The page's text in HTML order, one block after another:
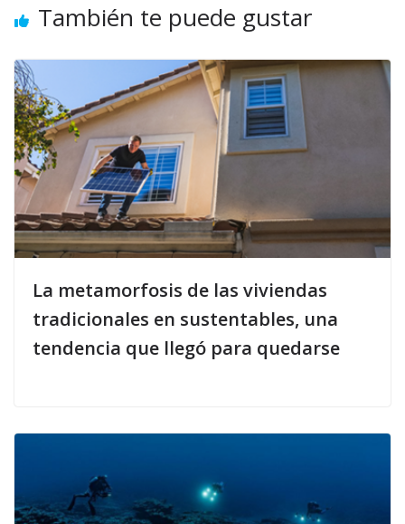
También te puede gustar
La metamorfosis de las viviendas
tradicionales en sustentables, una
tendencia que llegó para quedarse